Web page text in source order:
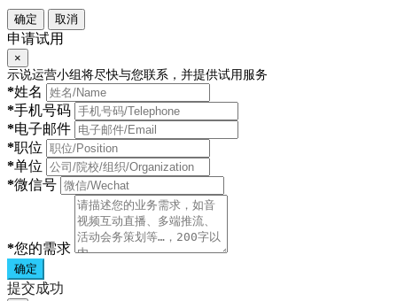
确定 取消
申请试用
×
示说运营小组将尽快与您联系，并提供试用服务
*姓名
*手机号码
*电子邮件
*职位
*单位
*微信号
*您的需求
确定
提交成功